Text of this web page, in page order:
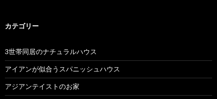
カテゴリー
3世帯同居のナチュラルハウス
アイアンが似合うスパニッシュハウス
アジアンテイストのお家